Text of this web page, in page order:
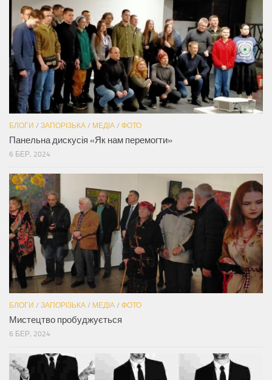
БЛОГИ / ЗАПОРІЗЬКА / МЕДІА / ФОТО
Панельна дискусія «Як нам перемогти»
6 БЕР, 2024
БЛОГИ / ЗАПОРІЗЬКА / МЕДІА / ФОТО
Мистецтво пробуджується
6 БЕР, 2024